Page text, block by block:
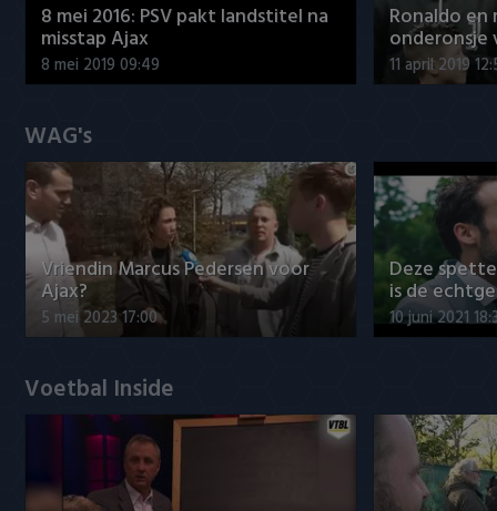
8 mei 2016: PSV pakt landstitel na
misstap Ajax
8 mei 2019 09:49
Ronaldo
onderonsje
11 april 2019
WAG's
Vriendin Marcus Pedersen voor
Ajax?
5 mei 2023 17:00
Deze
is de
10 juni 2021
Voetbal Inside